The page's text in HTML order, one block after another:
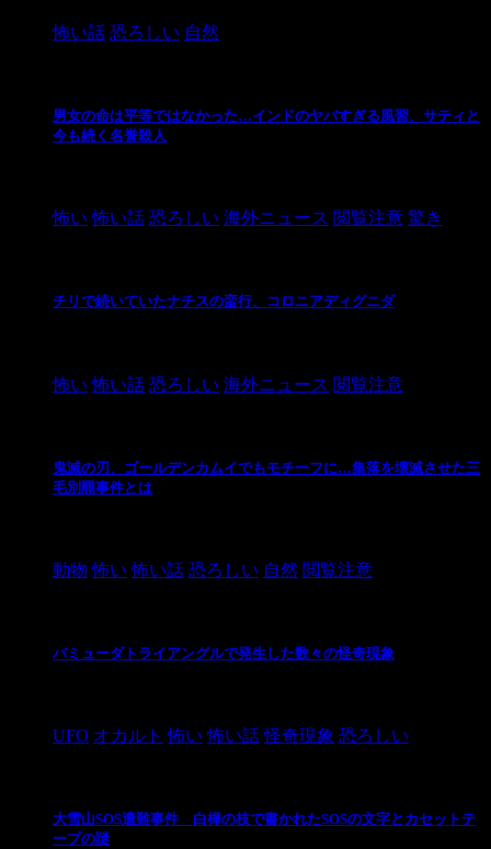
怖い話 恐ろしい 自然
男女の命は平等ではなかった…インドのヤバすぎる風習、サティと
今も続く名誉殺人
怖い 怖い話 恐ろしい 海外ニュース 閲覧注意 驚き
チリで続いていたナチスの蛮行、コロニアディグニダ
怖い 怖い話 恐ろしい 海外ニュース 閲覧注意
鬼滅の刃、ゴールデンカムイでもモチーフに…集落を壊滅させた三
毛別羆事件とは
動物 怖い 怖い話 恐ろしい 自然 閲覧注意
バミューダトライアングルで発生した数々の怪奇現象
UFO オカルト 怖い 怖い話 怪奇現象 恐ろしい
大雪山SOS遭難事件 白樺の枝で書かれたSOSの文字とカセットテ
ープの謎